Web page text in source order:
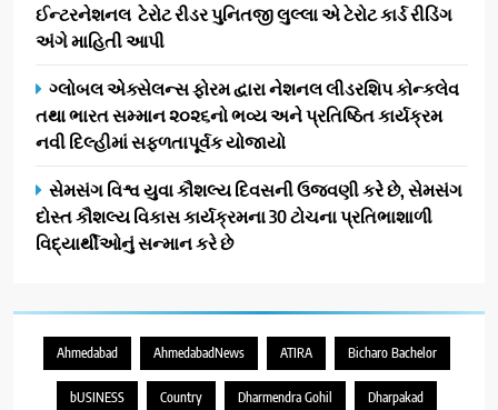
ઈન્ટરનેશનલ ટેરોટ રીડર પુનિતજી લુલ્લા એ ટેરોટ કાર્ડ રીડિંગ
અંગે માહિતી આપી
ગ્લોબલ એક્સેલન્સ ફોરમ દ્વારા નેશનલ લીડરશિપ કોન્કલેવ
તથા ભારત સમ્માન ૨૦૨૬નો ભવ્ય અને પ્રતિષ્ઠિત કાર્યક્રમ
નવી દિલ્હીમાં સફળતાપૂર્વક યોજાયો
સેમસંગ વિશ્વ યુવા કૌશલ્ય દિવસની ઉજવણી કરે છે, સેમસંગ
દોસ્ત કૌશલ્ય વિકાસ કાર્યક્રમના 30 ટોચના પ્રતિભાશાળી
વિદ્યાર્થીઓનું સન્માન કરે છે
Ahmedabad AhmedabadNews ATIRA Bicharo Bachelor
bUSINESS Country Dharmendra Gohil Dharpakad